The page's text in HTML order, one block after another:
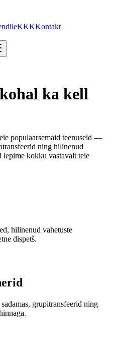
KKKKontakt
ka kell
populaarsemaid teenuseid —
ning hilinenud
lepime kokku vastavalt teie
hilinenud vahetuste
dispetš.
grupitransfeerid ning